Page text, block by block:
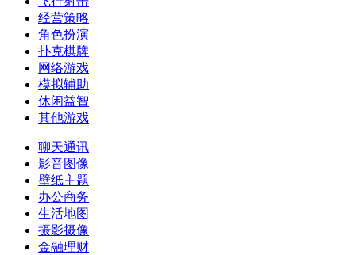
经营策略
角色扮演
扑克棋牌
网络游戏
模拟辅助
休闲益智
其他游戏
聊天通讯
影音图像
壁纸主题
办公商务
生活地图
摄影摄像
金融理财